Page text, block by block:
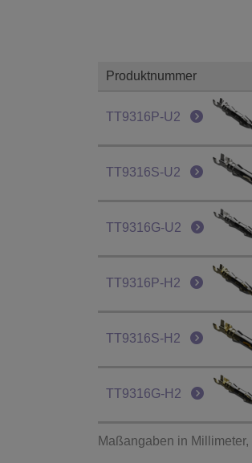
Maßangaben in
Produktnummer
TT9316P-U2
TT9316S-U2
TT9316G-U2
TT9316P-H2
TT9316S-H2
TT9316G-H2